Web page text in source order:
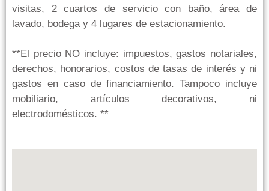
visitas, 2 cuartos de servicio con baño, área de
lavado, bodega y 4 lugares de estacionamiento.
**El precio NO incluye: impuestos, gastos notariales,
derechos, honorarios, costos de tasas de interés y ni
gastos en caso de financiamiento. Tampoco incluye
mobiliario, artículos decorativos, ni
electrodomésticos. **